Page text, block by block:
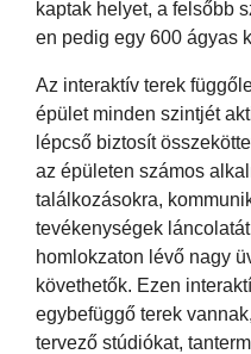
kaptak helyet, a felsőbb
en pedig egy 600 ágyas
Az interaktív terek
épület minden szintjét
lépcső biztosít
az épületen számos
találkozásokra,
tevékenységek
homlokzaton lévő nagy
követhetők. Ezen
egybefüggő terek
tervező stúdiókat,